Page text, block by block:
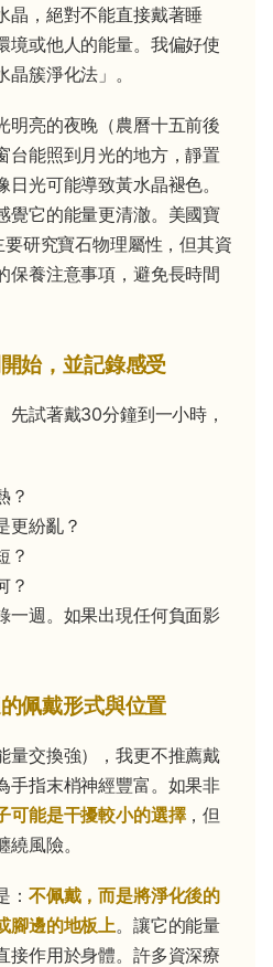
晶，絕對不能直接戴著睡
境或他人的能量。我偏好使
簇淨化法」。
明亮的夜晚（農曆十五前後
台能照到月光的地方，靜置
光可能導致黃水晶褪色。
覺它的能量更清澈。美國寶
研究寶石物理屬性，但其資
保養注意事項，避免長時間
始，並記錄感受
先試著戴30分鐘到一小時，
？
更紛亂？
？
？
一週。如果出現任何負面影
佩戴形式與位置
量交換強），我更不推薦戴
手指末梢神經豐富。如果非
可能是干擾較小的選擇，但
風險。
： 不佩戴，而是將淨化後的
腳邊的地板上。讓它的能量
接作用於身體。許多資深療